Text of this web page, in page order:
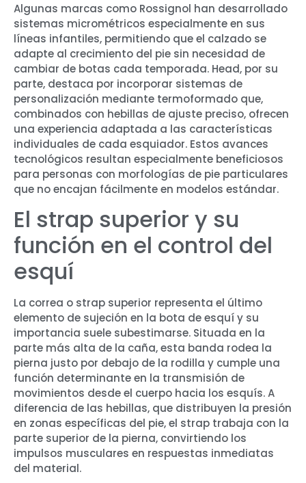
Algunas marcas como Rossignol han desarrollado
sistemas micrométricos especialmente en sus
líneas infantiles, permitiendo que el calzado se
adapte al crecimiento del pie sin necesidad de
cambiar de botas cada temporada. Head, por su
parte, destaca por incorporar sistemas de
personalización mediante termoformado que,
combinados con hebillas de ajuste preciso, ofrecen
una experiencia adaptada a las características
individuales de cada esquiador. Estos avances
tecnológicos resultan especialmente beneficiosos
para personas con morfologías de pie particulares
que no encajan fácilmente en modelos estándar.
El strap superior y su
función en el control del
esquí
La correa o strap superior representa el último
elemento de sujeción en la bota de esquí y su
importancia suele subestimarse. Situada en la
parte más alta de la caña, esta banda rodea la
pierna justo por debajo de la rodilla y cumple una
función determinante en la transmisión de
movimientos desde el cuerpo hacia los esquís. A
diferencia de las hebillas, que distribuyen la presión
en zonas específicas del pie, el strap trabaja con la
parte superior de la pierna, convirtiendo los
impulsos musculares en respuestas inmediatas
del material.